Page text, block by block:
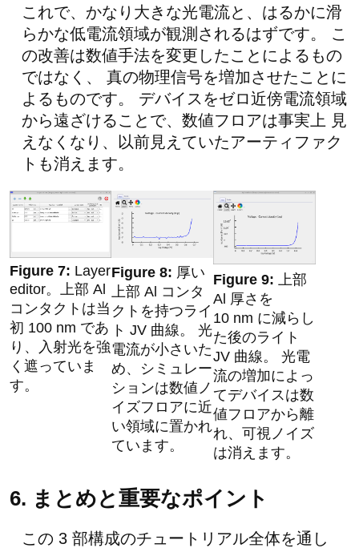
これで、かなり大きな光電流と、はるかに滑
らかな低電流領域が観測されるはずです。 こ
の改善は数値手法を変更したことによるもの
ではなく、 真の物理信号を増加させたことに
よるものです。 デバイスをゼロ近傍電流領域
から遠ざけることで、数値フロアは事実上 見
えなくなり、以前見えていたアーティファク
トも消えます。
Layer
editor。上部 Al
コンタクトは当
初 100 nm であ
り、入射光を強
く遮っていま
す。
厚い
上部 Al コンタ
クトを持つライ
ト JV 曲線。 光
電流が小さいた
め、シミュレー
ションは数値ノ
イズフロアに近
い領域に置かれ
ています。
上部
Al 厚さを
10 nm に減らし
た後のライト
JV 曲線。 光電
流の増加によっ
てデバイスは数
値フロアから離
れ、可視ノイズ
は消えます。
6. まとめと重要なポイント
この 3 部構成のチュートリアル全体を通し